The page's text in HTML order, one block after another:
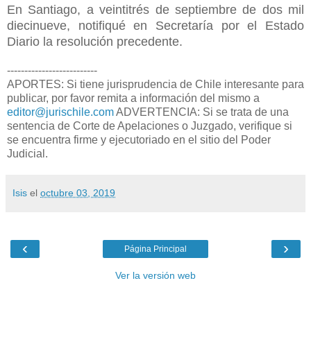
En Santiago, a veintitrés de septiembre de dos mil
diecinueve, notifiqué en Secretaría por el Estado
Diario la resolución precedente.
--------------------------
APORTES: Si tiene jurisprudencia de Chile interesante para
publicar, por favor remita a información del mismo a
editor@jurischile.comADVERTENCIA: Si se trata de una
sentencia de Corte de Apelaciones o Juzgado, verifique si
se encuentra firme y ejecutoriado en el sitio del Poder
Judicial.
Isis el octubre 03, 2019
‹ ›
Página Principal
Ver la versión web